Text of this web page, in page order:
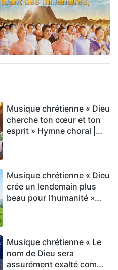
Musique chrétienne « Dieu
cherche ton cœur et ton
esprit » Hymne choral |
Musique chrétienne « Dieu
crée un lendemain plus
beau pour l'humanité »
Musique chrétienne « Le
nom de Dieu sera
assurément exalté comme